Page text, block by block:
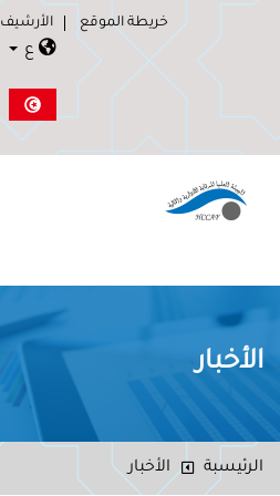
خريطة الموقع الأرشيف
ع
الأخبار
الرئيسبة الأخبار